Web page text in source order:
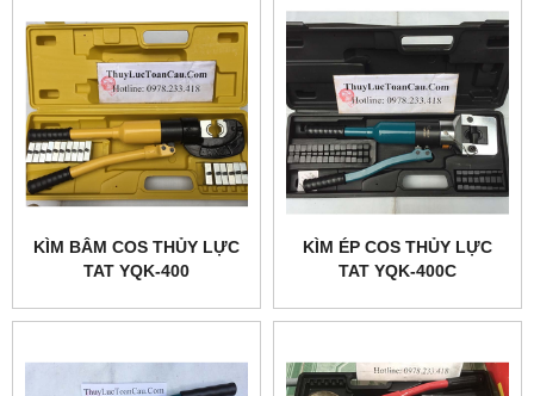
KÌM BÂM COS THỦY LỰC
TAT YQK-400
KÌM ÉP COS THỦY LỰC
TAT YQK-400C